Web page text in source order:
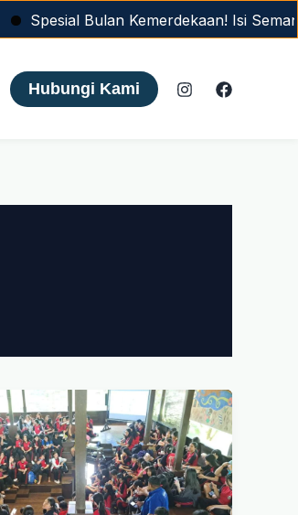
Spesial Bulan Kemerdekaan! Isi
Hubungi Kami